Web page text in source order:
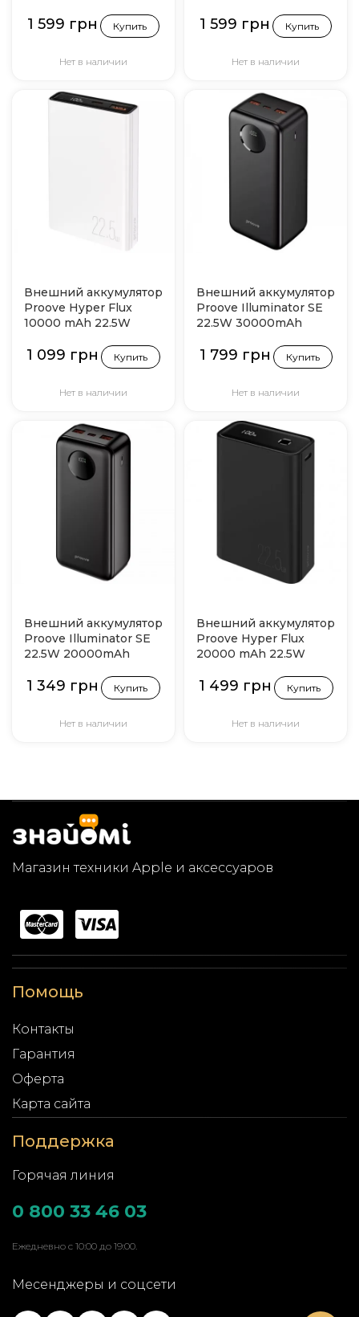
1 599 грн Купить
Нет в наличии
1 599 грн Купить
Нет в наличии
Внешний аккумулятор
Proove Hyper Flux
10000 mAh 22.5W
1 099 грн Купить
Нет в наличии
Внешний аккумулятор
Proove Illuminator SE
22.5W 30000mAh
1 799 грн Купить
Нет в наличии
Внешний аккумулятор
Proove Illuminator SE
22.5W 20000mAh
1 349 грн Купить
Нет в наличии
Внешний аккумулятор
Proove Hyper Flux
20000 mAh 22.5W
1 499 грн Купить
Нет в наличии
Магазин техники Apple и аксессуаров
Помощь
Контакты
Гарантия
Оферта
Карта сайта
Поддержка
Горячая линия
0 800 33 46 03
Ежедневно с 10:00 до 19:00.
Месенджеры и соцсети